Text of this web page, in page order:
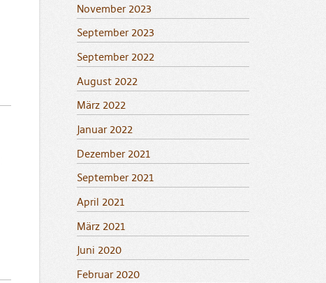
November 2023
September 2023
September 2022
August 2022
März 2022
Januar 2022
Dezember 2021
September 2021
April 2021
März 2021
Juni 2020
Februar 2020